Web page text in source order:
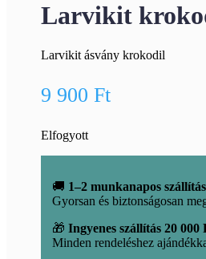
Larvikit
Larvikit ásvány krokodil
9 900Ft
Elfogyott
🚚 1–2 munkanapos szállítás
Gyorsan és biztonságosan
🎁Ingyenes szállítás 20 000
Minden rendeléshez